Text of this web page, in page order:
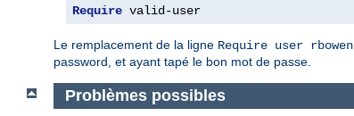
Require valid-user
Le remplacement de la ligne Require user rbowen
password, et ayant tapé le bon mot de passe.
Problèmes possibles